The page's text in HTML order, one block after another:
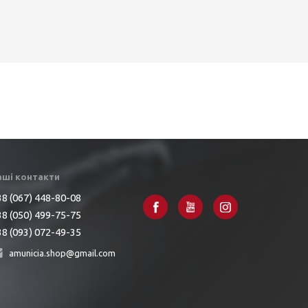
контакти
(067) 448-80-08
(050) 499-75-75
(093) 072-49-35
amunicia.shop@gmail.com